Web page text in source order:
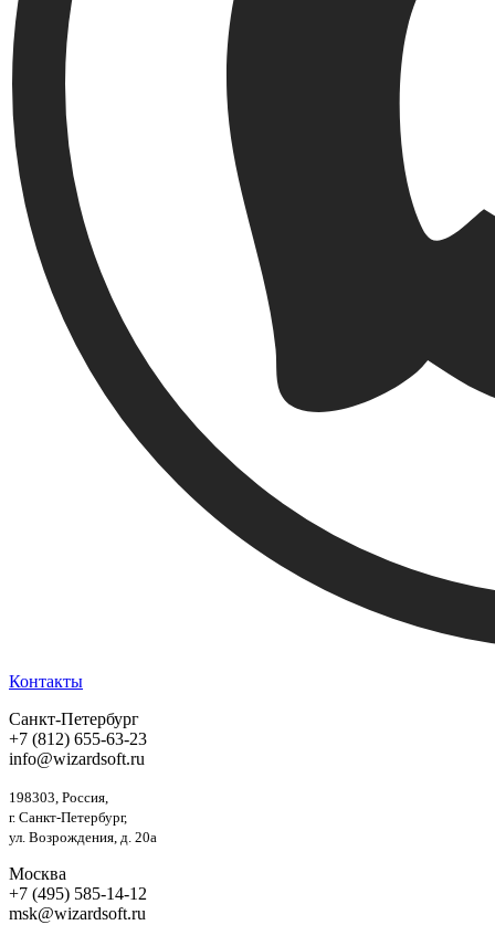
Контакты
Санкт-Петербург
+7 (812) 655-63-23
info@wizardsoft.ru
198303, Россия,
г. Санкт-Петербург,
ул. Возрождения, д. 20а
Москва
+7 (495) 585-14-12
msk@wizardsoft.ru